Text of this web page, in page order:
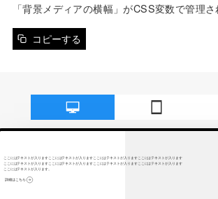
「背景メディアの横幅」がCSS変数で管理さ
コピーする